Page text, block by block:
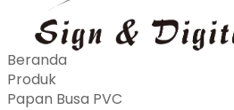
Beranda
Produk
Papan Busa PVC